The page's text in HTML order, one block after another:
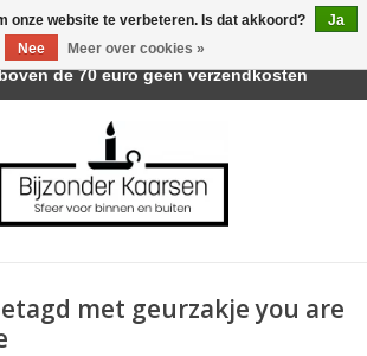
met geurzakje you are
onze website te verbeteren. Is dat akkoord?
Ja
Nee
Meer over cookies »
bij Trotz Woon & Cadeau | Belvederelaan
de 70 euro geen verzendkosten